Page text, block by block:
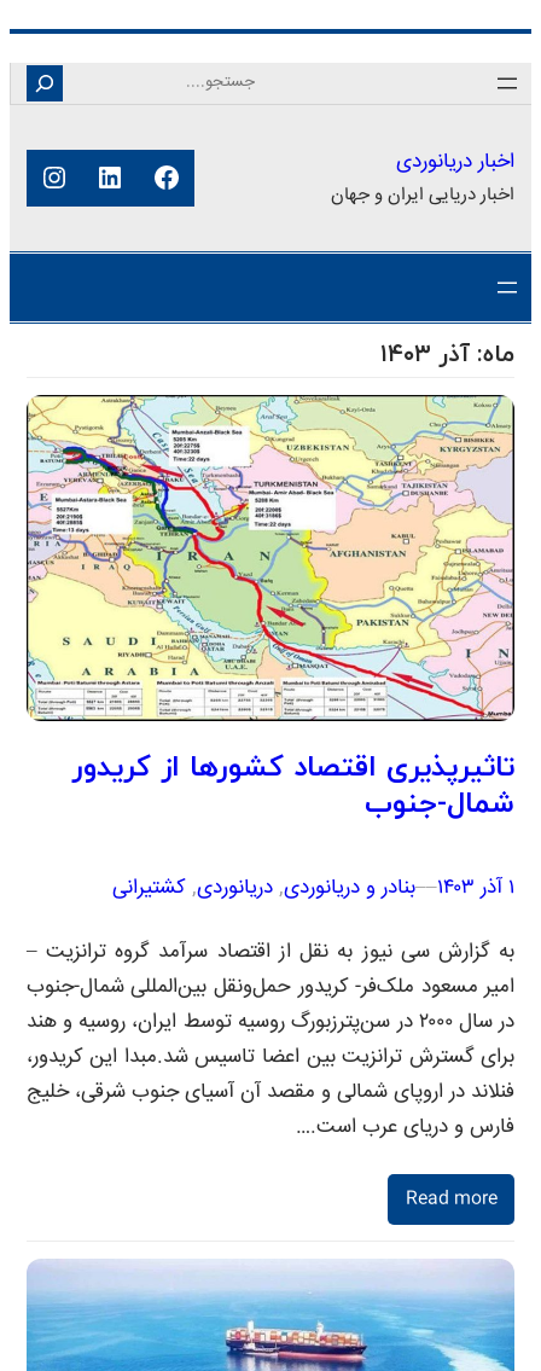
محتوا
Search
اخبار دریانوردی
اخبار دریایی ایران و جهان فیس‌بوکلینکداین
ماه: آذر ۱۴۰۳
تاثیرپذیری اقتصاد کشورها از کریدور
شمال-جنوب
۱ آذر ۱۴۰۳ –
–بنادر و دریانوردی, دریانوردی, کشتیرانی
به گزارش سی نیوز به نقل از اقتصاد سرآمد گروه ترانزیت –
امیر مسعود ملک‌فر- کریدور حمل‌ونقل بین‌المللی شمال-جنوب
در سال ۲۰۰۰ در سن‌پترزبورگ روسیه توسط ایران، روسیه و هند
برای گسترش ترانزیت بین اعضا تاسیس شد.مبدا این کریدور،
فنلاند در اروپای شمالی و مقصد آن آسیای جنوب شرقی، خلیج
فارس و دریای عرب است.…
Read more